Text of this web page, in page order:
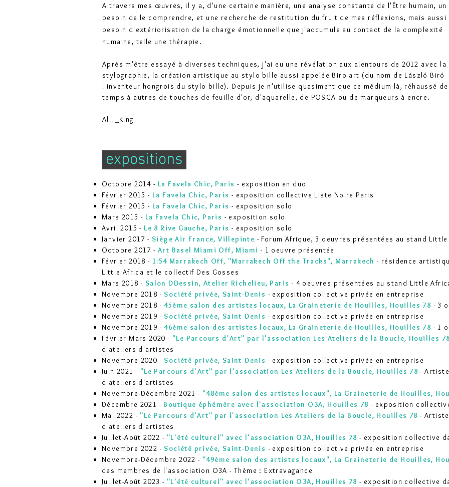
A travers mes œuvres, il y a, d'une certaine manière, une analyse constante de l'Être humain, un
besoin de le comprendre, et une recherche de restitution du fruit de mes réflexions, mais aussi
besoin d'extériorisation de la charge émotionnelle que j'accumule au contact de la complexité
humaine, telle une thérapie.
Après m'être essayé à diverses techniques, j'ai eu une révélation aux alentours de 2012 avec la
stylographie, la création artistique au stylo bille aussi appelée Biro art (du nom de László Biró
l'inventeur hongrois du stylo bille). Depuis je n'utilise quasiment que ce médium-là, réhaussé de
temps à autres de touches de feuille d'or, d'aquarelle, de POSCA ou de marqueurs à encre.
AliF_King
expositions
Octobre 2014 - La Favela Chic, Paris - exposition en duo
Février 2015 - La Favela Chic, Paris - exposition collective Liste Noire Paris
Février 2015 - La Favela Chic, Paris - exposition solo
Mars 2015 - La Favela Chic, Paris - exposition solo
Avril 2015 - Le 8 Rive Gauche, Paris - exposition solo
Janvier 2017 - Siège Air France, Villepinte - Forum Afrique, 3 oeuvres présentées au stand
Octobre 2017 - Art Basel Miami Off, Miami - 1 oeuvre présentée
Février 2018 - 1:54 Marrakech Off, "Marrakech Off the Tracks", Marrakech - résidence
Little Africa et le collectif Des Gosses
Mars 2018 - Salon DDessin, Atelier Richelieu, Paris - 4 oeuvres présentées au stand Little
Novembre 2018 - Société privée, Saint-Denis - exposition collective privée en entreprise
Novembre 2018 - 45ème salon des artistes locaux, La Graineterie de Houilles, Houilles 78 - 3
Novembre 2019 - Société privée, Saint-Denis - exposition collective privée en entreprise
Novembre 2019 - 46ème salon des artistes locaux, La Graineterie de Houilles, Houilles 78 - 1
Février-Mars 2020 - "Le Parcours d'Art" par l'association Les Ateliers de la Boucle, Houilles
d'ateliers d'artistes
Novembre 2020 - Société privée, Saint-Denis - exposition collective privée en entreprise
Juin 2021 - "Le Parcours d'Art" par l'association Les Ateliers de la Boucle, Houilles 78 -
d'ateliers d'artistes
Novembre-Décembre 2021 - "48ème salon des artistes locaux", La Graineterie de Houilles,
Décembre 2021 -Boutique éphémère avec l'association O3A, Houilles 78 - exposition
Mai 2022 - "Le Parcours d'Art" par l'association Les Ateliers de la Boucle, Houilles 78 -
d'ateliers d'artistes
Juillet-Août 2022 - "L'été culturel" avec l'association O3A, Houilles 78 - exposition collective
Novembre 2022 - Société privée, Saint-Denis - exposition collective privée en entreprise
Novembre-Décembre 2022 - "49ème salon des artistes locaux", La Graineterie de Houilles,
des membres de l'association O3A - Thème : Extravagance
Juillet-Août 2023 - "L'été culturel" avec l'association O3A, Houilles 78 - exposition collective